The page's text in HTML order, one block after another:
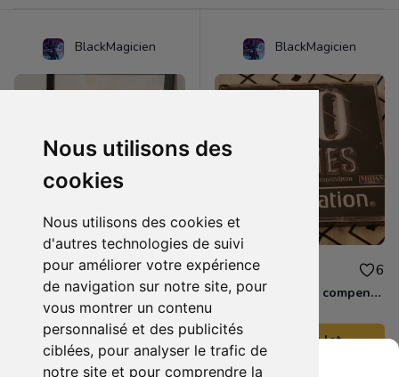
Nous utilisons des
cookies
Nous utilisons des cookies et
d'autres technologies de suivi
pour améliorer votre expérience
de navigation sur notre site, pour
vous montrer un contenu
personnalisé et des publicités
ciblées, pour analyser le trafic de
notre site et pour comprendre la
BlackMagicien
7.50 € 1
Cadre poster tomb raider
Ajouter au lot
BlackMagicien
2.50 € 6
20 Familly games compendium ps1
Ajouter au lot